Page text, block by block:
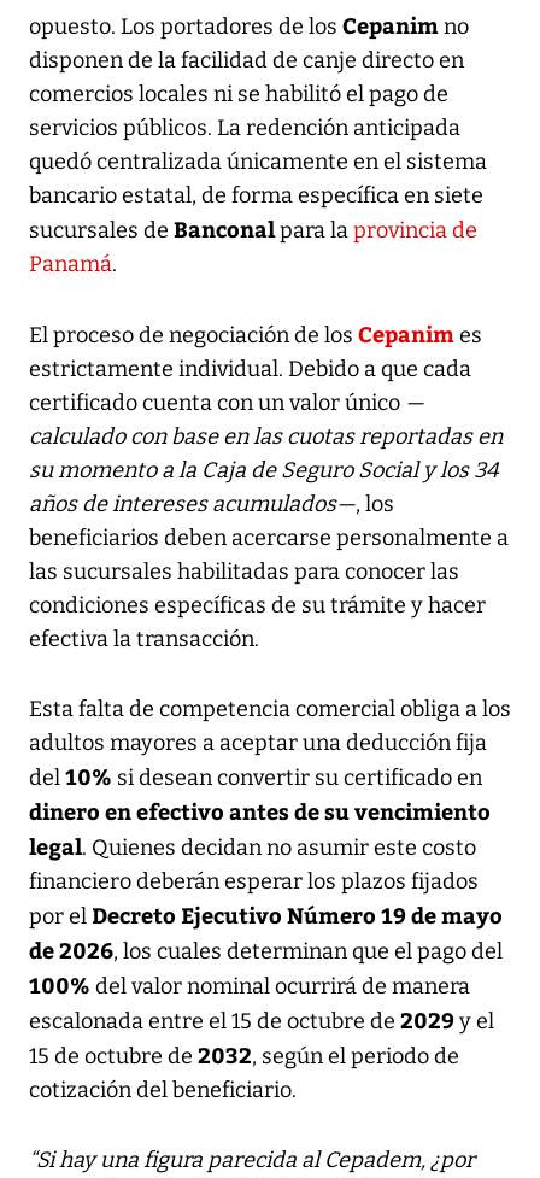
opuesto. Los portadores de los Cepanimno
disponen de la facilidad de canje directo en
comercios locales ni se habilitó el pago de
servicios públicos. La redención anticipada
quedó centralizada únicamente en el sistema
bancario estatal, de forma específica en siete
sucursales de Banconalpara laprovincia de
Panamá.
El proceso de negociación de los Cepanimes
estrictamente individual. Debido a que cada
certificado cuenta con un valor único —
calculado con base en las cuotas reportadas en
su momento a la Caja de Seguro Social y los 34
años de intereses acumulados—, los
beneficiarios deben acercarse personalmente a
las sucursales habilitadas para conocer las
condiciones específicas de su trámite y hacer
efectiva la transacción.
Esta falta de competencia comercial obliga a los
adultos mayores a aceptar una deducción fija
del10% si desean convertir su certificado en
dinero en efectivo antes de su vencimiento
legal. Quienes decidan no asumir este costo
financiero deberán esperar los plazos fijados
por el Decreto Ejecutivo Número 19 de mayo
de 2026, los cuales determinan que el pago del
100% del valor nominal ocurrirá de manera
escalonada entre el 15 de octubre de 2029y el
15 de octubre de 2032, según el periodo de
cotización del beneficiario.
“Si hay una figura parecida al Cepadem, ¿por